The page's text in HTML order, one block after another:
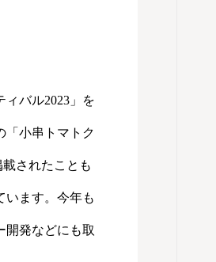
バル2023」を
「小串トマトク
されたことも
います。今年も
開発などにも取